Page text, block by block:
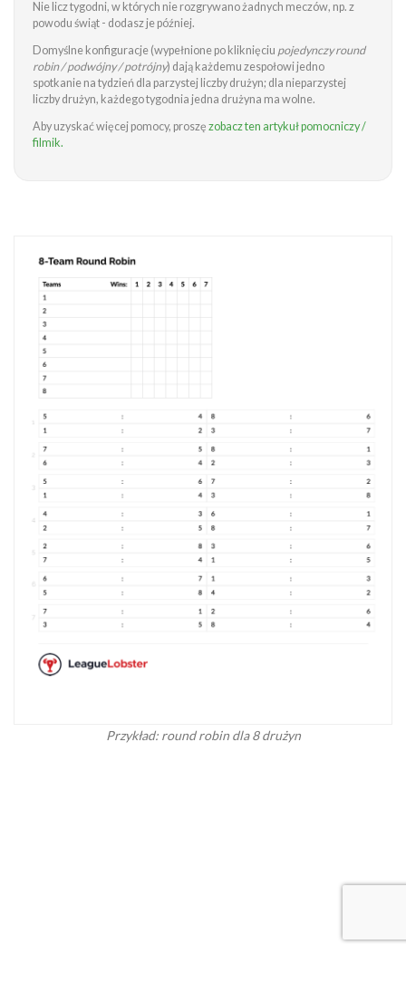
Nie licz tygodni, w których nie rozgrywano żadnych meczów, np. z
powodu świąt - dodasz je później.
Domyślne konfiguracje (wypełnione po kliknięciu pojedynczy round
robin / podwójny / potrójny) dają każdemu zespołowi jedno
spotkanie na tydzień dla parzystej liczby drużyn; dla nieparzystej
liczby drużyn, każdego tygodnia jedna drużyna ma wolne.
Aby uzyskać więcej pomocy, proszę zobacz ten artykuł pomocniczy /
filmik.
Przykład: round robin dla 8 drużyn